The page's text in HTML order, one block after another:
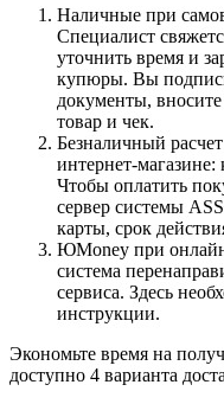
Наличные при
Специалист
уточнить время и
купюры. Вы
документы,
товар и чек.
Безналичный
интернет-
Чтобы оплатить
сервер системы
карты, срок
ЮMoney при
система
сервиса. Здесь
инструкции.
Экономьте время на
доступно 4 варианта